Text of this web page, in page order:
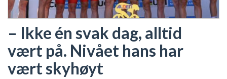
– Ikke én svak dag, alltid
vært på. Nivået hans har
vært skyhøyt